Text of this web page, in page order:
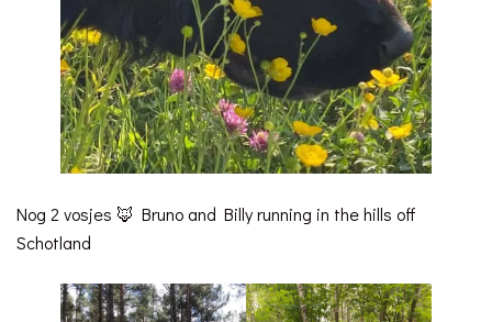
Nog 2 vosjes 🦊 Bruno and Billy running in the hills off
Schotland